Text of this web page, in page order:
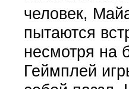
человек,
пытаются
несмотря на
Геймплей